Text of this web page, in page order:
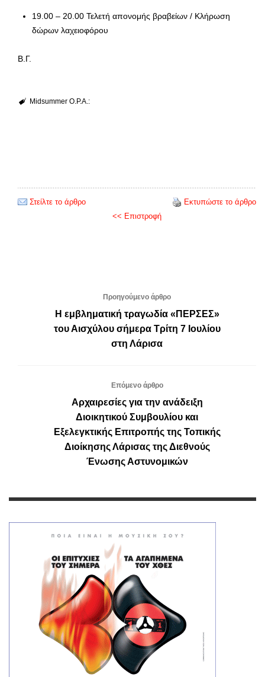
19.00 – 20.00 Τελετή απονομής βραβείων / Κλήρωση
δώρων λαχειοφόρου
Β.Γ.
Midsummer O.P.A.:
Στείλτε το άρθρο
Εκτυπώστε το άρθρο
<< Επιστροφή
Προηγούμενο άρθρο
Η εμβληματική τραγωδία «ΠΕΡΣΕΣ»
του Αισχύλου σήμερα Τρίτη 7 Ιουλίου
στη Λάρισα
Επόμενο άρθρο
Αρχαιρεσίες για την ανάδειξη
Διοικητικού Συμβουλίου και
Εξελεγκτικής Επιτροπής της Τοπικής
Διοίκησης Λάρισας της Διεθνούς
Ένωσης Αστυνομικών